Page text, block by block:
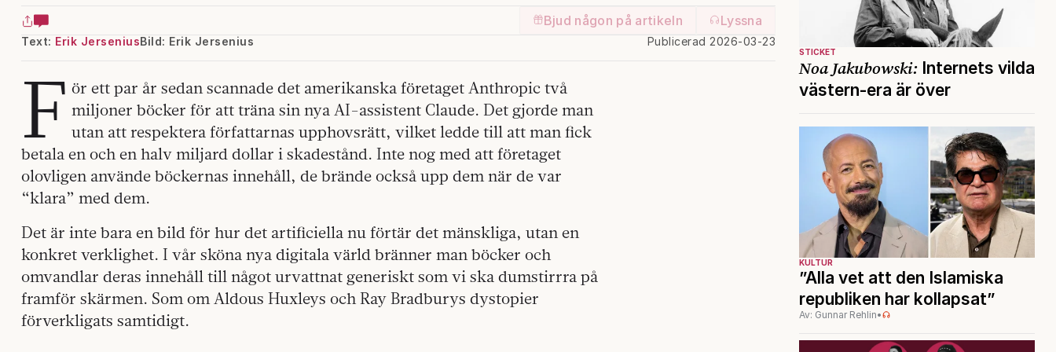
Bjud någon på artikeln Lyssna
Text: Erik Jersenius Publicerad 2026-03-23
Bild: Erik Jersenius
F ör ett par år sedan scannade det amerikanska företaget Anthropic två
miljoner böcker för att träna sin nya AI-assistent Claude. Det gjorde man
utan att respektera författarnas upphovsrätt, vilket ledde till att man fick
betala en och en halv miljard dollar i skadestånd. Inte nog med att företaget
olovligen använde böckernas innehåll, de brände också upp dem när de var
“klara” med dem.
Det är inte bara en bild för hur det artificiella nu förtär det mänskliga, utan en
konkret verklighet. I vår sköna nya digitala värld bränner man böcker och
omvandlar deras innehåll till något urvattnat generiskt som vi ska dumstirrra på
framför skärmen. Som om Aldous Huxleys och Ray Bradburys dystopier
förverkligats samtidigt.
STICKET
Noa Jakubowski: Internets vilda
västern-era är över
KULTUR
”Alla vet att den Islamiska
republiken har kollapsat”
Av: Gunnar Rehlin•